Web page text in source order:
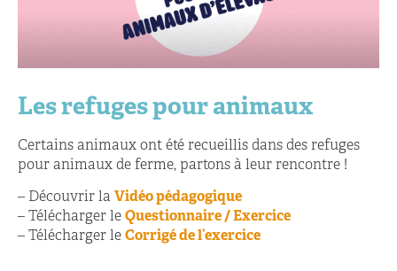
Les refuges pour animaux
Certains animaux ont été recueillis dans des refuges
pour animaux de ferme, partons à leur rencontre !
– Découvrir la Vidéo pédagogique
– Télécharger le Questionnaire / Exercice
– Télécharger le Corrigé de l’exercice